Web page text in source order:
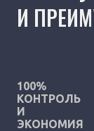
И
100%
КОНТРОЛЬ
И
ЭКОНОМИЯ